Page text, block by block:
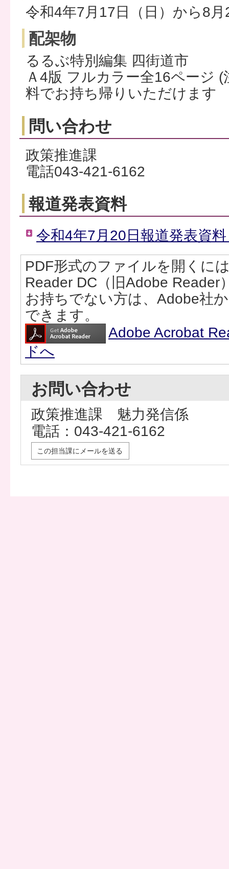
令和4年7月17日（日）から8
配架物
るるぶ特別編集 四街道市
Ａ4版 フルカラー全16ページ
料でお持ち帰りいただけます
問い合わせ
政策推進課
電話043-421-6162
報道発表資料
令和4年7月20日報道発表資
PDF形式のファイルを開くに
Reader DC（旧Adobe Reader
お持ちでない方は、Adobe社
できます。
Adobe Acrobat
ドへ
お問い合わせ
政策推進課 魅力発信係
電話：043-421-6162
この担当課にメールを送る